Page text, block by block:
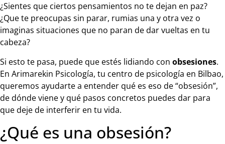
¿Sientes que ciertos pensamientos no te dejan en paz?
¿Que te preocupas sin parar, rumias una y otra vez o
imaginas situaciones que no paran de dar vueltas en tu
cabeza?
Si esto te pasa, puede que estés lidiando con obsesiones.
En Arimarekin Psicología, tu centro de psicología en Bilbao,
queremos ayudarte a entender qué es eso de “obsesión”,
de dónde viene y qué pasos concretos puedes dar para
que deje de interferir en tu vida.
¿Qué es una obsesión?